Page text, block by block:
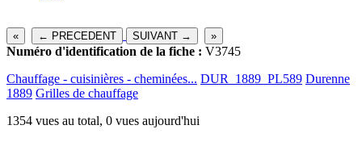
« ← PRECEDENT SUIVANT → »
Numéro d'identification de la fiche : V3745
Chauffage - cuisinières - cheminées... DUR_1889_PL589 Durenne
1889 Grilles de chauffage
1354 vues au total, 0 vues aujourd'hui